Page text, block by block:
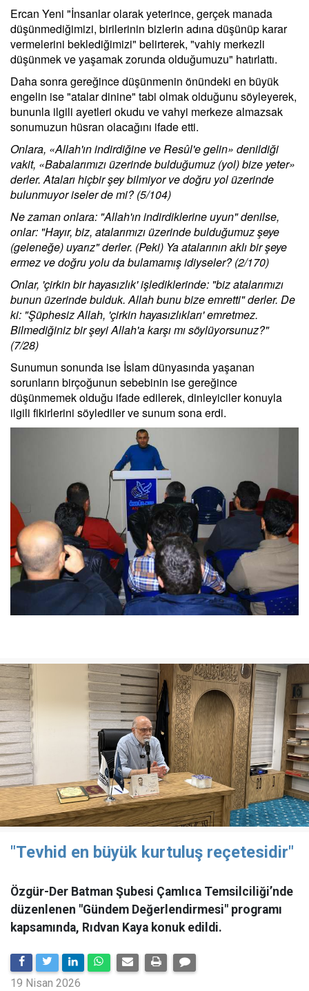
Ercan Yeni "İnsanlar olarak yeterince, gerçek manada
düşünmediğimizi, birilerinin bizlerin adına düşünüp karar
vermelerini beklediğimizi" belirterek, "vahiy merkezli
düşünmek ve yaşamak zorunda olduğumuzu" hatırlattı.
Daha sonra gereğince düşünmenin önündeki en büyük
engelin ise "atalar dinine" tabi olmak olduğunu söyleyerek,
bununla ilgili ayetleri okudu ve vahyi merkeze almazsak
sonumuzun hüsran olacağını ifade etti.
Onlara, «Allah'ın indirdiğine ve Resûl'e gelin» denildiği
vakit, «Babalarımızı üzerinde bulduğumuz (yol) bize yeter»
derler. Ataları hiçbir şey bilmiyor ve doğru yol üzerinde
bulunmuyor iseler de mi? (5/104)
Ne zaman onlara: "Allah'ın indirdiklerine uyun" denilse,
onlar: "Hayır, biz, atalarımızı üzerinde bulduğumuz şeye
(geleneğe) uyarız" derler. (Peki) Ya atalarının aklı bir şeye
ermez ve doğru yolu da bulamamış idiyseler? (2/170)
Onlar, 'çirkin bir hayasızlık' işlediklerinde: "biz atalarımızı
bunun üzerinde bulduk. Allah bunu bize emretti" derler. De
ki: "Şüphesiz Allah, 'çirkin hayasızlıkları' emretmez.
Bilmediğiniz bir şeyi Allah'a karşı mı söylüyorsunuz?"
(7/28)
Sunumun sonunda ise İslam dünyasında yaşanan
sorunların birçoğunun sebebinin ise gereğince
düşünmemek olduğu ifade edilerek, dinleyiciler konuyla
ilgili fikirlerini söylediler ve sunum sona erdi.
"Tevhid en büyük kurtuluş reçetesidir"
Özgür-Der Batman Şubesi Çamlıca Temsilciliği’nde
düzenlenen "Gündem Değerlendirmesi" programı
kapsamında, Rıdvan Kaya konuk edildi.
19 Nisan 2026